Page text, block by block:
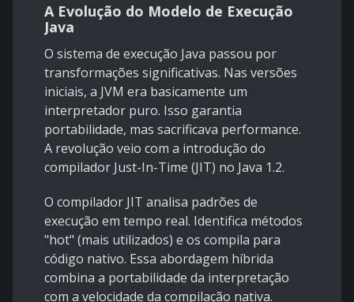
A Evolução do Modelo de Execução
Java
O sistema de execução Java passou por
transformações significativas. Nas versões
iniciais, a JVM era basicamente um
interpretador puro. Isso garantia
portabilidade, mas sacrificava performance.
A revolução veio com a introdução do
compilador Just-In-Time (JIT) no Java 1.2.
O compilador JIT analisa padrões de
execução em tempo real. Identifica métodos
"hot" (mais utilizados) e os compila para
código nativo. Essa abordagem híbrida
combina a portabilidade da interpretação
com a velocidade da compilação nativa.